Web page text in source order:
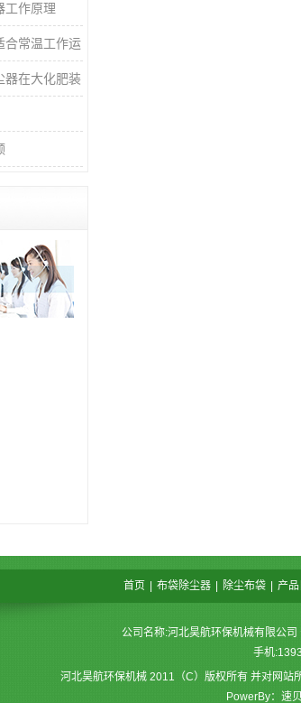
工作原理
合常温工作运
器在大化肥装
首页 布袋除尘器 除尘布袋 产
公司名称:河北昊航环保机械有限公
手机
河北昊航环保机械 2011（C）版权所有 并对网站
PowerBy：速